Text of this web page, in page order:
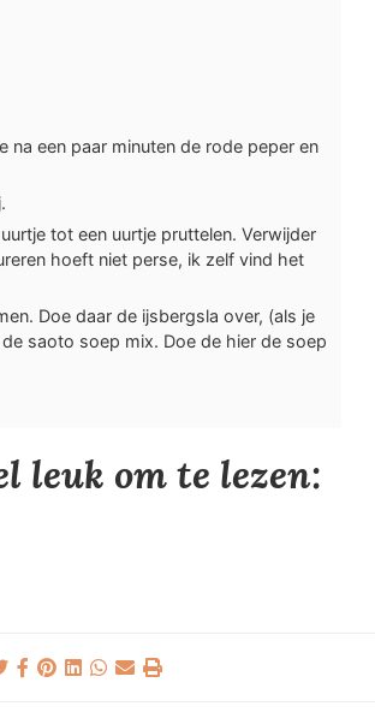
na een paar minuten de rode peper en
tot een uurtje pruttelen. Verwijder
hoeft niet perse, ik zelf vind het
Doe daar de ijsbergsla over, (als je
saoto soep mix. Doe de hier de soep
leuk om te lezen: